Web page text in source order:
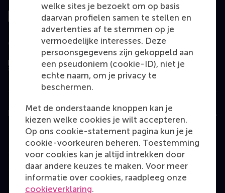
welke sites je bezoekt om op basis
daarvan profielen samen te stellen en
advertenties af te stemmen op je
vermoedelijke interesses. Deze
persoonsgegevens zijn gekoppeld aan
een pseudoniem (cookie-ID), niet je
echte naam, om je privacy te
beschermen.
Met de onderstaande knoppen kan je
kiezen welke cookies je wilt accepteren.
Op ons cookie-statement pagina kun je je
cookie-voorkeuren beheren. Toestemming
voor cookies kan je altijd intrekken door
daar andere keuzes te maken. Voor meer
informatie over cookies, raadpleeg onze
cookieverklaring.
Geëvalueerd door
Education
Bachelor
Master
MBA
Executive Education